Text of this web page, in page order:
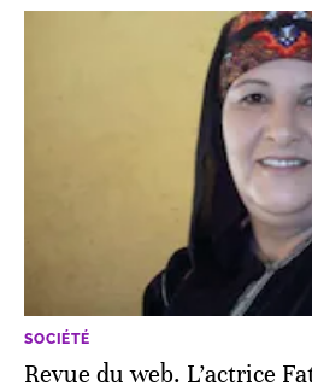
SOCIÉTÉ
Revue du web. L’actrice